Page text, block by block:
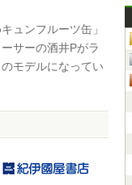
ュンフルーツ缶」
サーの酒井Pがラ
モデルになってい